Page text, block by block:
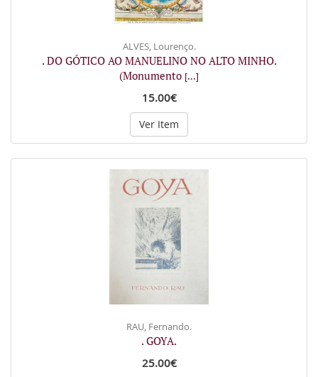
ALVES, Lourenço.
. DO GÓTICO AO MANUELINO NO ALTO MINHO.
(Monumento [...]
15.00€
Ver Item
RAU, Fernando.
. GOYA.
25.00€